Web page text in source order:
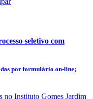
seletivo com
por formulário on-line;